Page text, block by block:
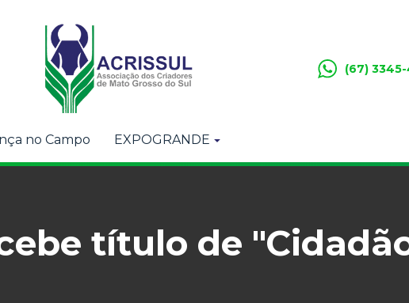
(67)
no Campo EXPOGRANDE
título de